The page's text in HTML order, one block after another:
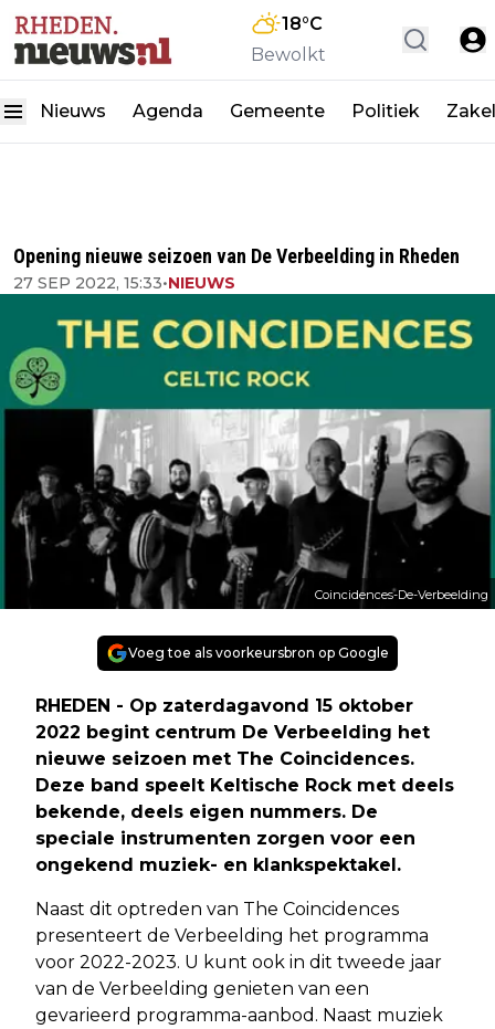
18°C
Bewolkt
Nieuws Agenda Gemeente Politiek
Opening nieuwe seizoen van De Verbeelding in Rheden
27 SEP 2022, 15:33•NIEUWS
Coincidences-De-Verbeelding
Voeg toe als voorkeursbron op Google
RHEDEN - Op zaterdagavond 15 oktober
2022 begint centrum De Verbeelding het
nieuwe seizoen met The Coincidences.
Deze band speelt Keltische Rock met deels
bekende, deels eigen nummers. De
speciale instrumenten zorgen voor een
ongekend muziek- en klankspektakel.
Naast dit optreden van The Coincidences
presenteert de Verbeelding het programma
voor 2022-2023. U kunt ook in dit tweede jaar
van de Verbeelding genieten van een
gevarieerd programma-aanbod. Naast muziek